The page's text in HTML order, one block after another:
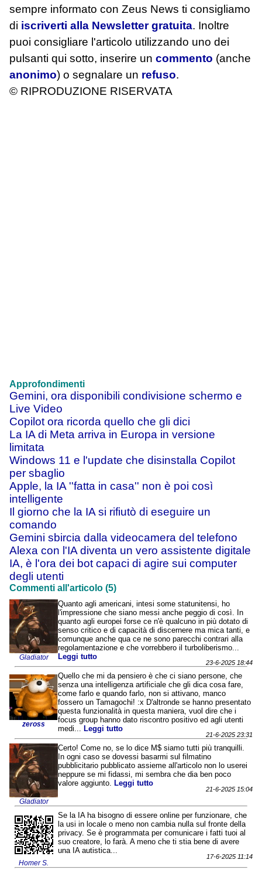
sempre informato con Zeus News ti consigliamo
di iscriverti alla Newsletter gratuita. Inoltre
puoi consigliare l'articolo utilizzando uno dei
pulsanti qui sotto, inserire un commento (anche
anonimo) o segnalare un refuso.
© RIPRODUZIONE RISERVATA
Approfondimenti
Gemini, ora disponibili condivisione schermo e
Live Video
Copilot ora ricorda quello che gli dici
La IA di Meta arriva in Europa in versione
limitata
Windows 11 e l'update che disinstalla Copilot
per sbaglio
Apple, la IA ''fatta in casa'' non è poi così
intelligente
Il giorno che la IA si rifiutò di eseguire un
comando
Gemini sbircia dalla videocamera del telefono
Alexa con l'IA diventa un vero assistente digitale
IA, è l'ora dei bot capaci di agire sui computer
degli utenti
Commenti all'articolo (5)
Gladiator
Quanto agli americani, intesi some statunitensi, ho
l'impressione che siano messi anche peggio di così. In
quanto agli europei forse ce n'è qualcuno in più dotato di
senso critico e di capacità di discernere ma mica tanti, e
comunque anche qua ce ne sono parecchi contrari alla
regolamentazione e che vorrebbero il turboliberismo...
Leggi tutto
23-6-2025 18:44
zeross
Quello che mi da pensiero è che ci siano persone, che
senza una intelligenza artificiale che gli dica cosa fare,
come farlo e quando farlo, non si attivano, manco
fossero un Tamagochi! :x D'altronde se hanno presentato
questa funzionalità in questa maniera, vuol dire che i
focus group hanno dato riscontro positivo ed agli utenti
medi... Leggi tutto
21-6-2025 23:31
Gladiator
Certo! Come no, se lo dice M$ siamo tutti più tranquilli.
In ogni caso se dovessi basarmi sul filmatino
pubblicitario pubblicato assieme all'articolo non lo userei
neppure se mi fidassi, mi sembra che dia ben poco
valore aggiunto. Leggi tutto
21-6-2025 15:04
Homer S.
Se la IA ha bisogno di essere online per funzionare, che
la usi in locale o meno non cambia nulla sul fronte della
privacy. Se è programmata per comunicare i fatti tuoi al
suo creatore, lo farà. A meno che ti stia bene di avere
una IA autistica...
17-6-2025 11:14